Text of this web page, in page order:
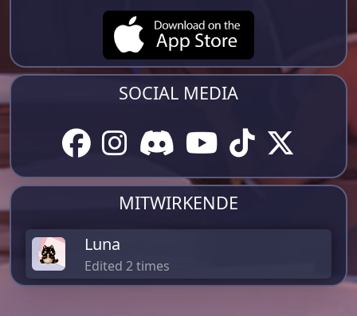
SOCIAL MEDIA
MITWIRKENDE
Luna
Edited 2 times